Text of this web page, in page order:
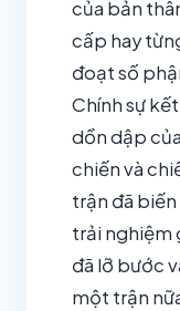
của bản
cấp hay
đoạt số
Chính sự
dồn dập
chiến và
trận đã
trải nghiệm
đã lỡ bước
một trận